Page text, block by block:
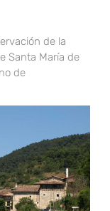
de la
Santa María de
de